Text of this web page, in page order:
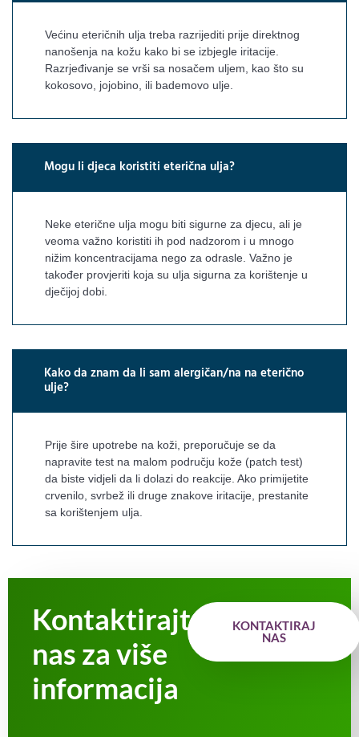
Većinu eteričnih ulja treba razrijediti prije direktnog
nanošenja na kožu kako bi se izbjegle iritacije.
Razrjeđivanje se vrši sa nosačem uljem, kao što su
kokosovo, jojobino, ili bademovo ulje.
Mogu li djeca koristiti eterična ulja?
Neke eterične ulja mogu biti sigurne za djecu, ali je
veoma važno koristiti ih pod nadzorom i u mnogo
nižim koncentracijama nego za odrasle. Važno je
također provjeriti koja su ulja sigurna za korištenje u
dječijoj dobi.
Kako da znam da li sam alergičan/na na eterično
ulje?
Prije šire upotrebe na koži, preporučuje se da
napravite test na malom području kože (patch test)
da biste vidjeli da li dolazi do reakcije. Ako primijetite
crvenilo, svrbež ili druge znakove iritacije, prestanite
sa korištenjem ulja.
Kontaktirajte
nas za više
informacija
KONTAKTIRAJ
NAS